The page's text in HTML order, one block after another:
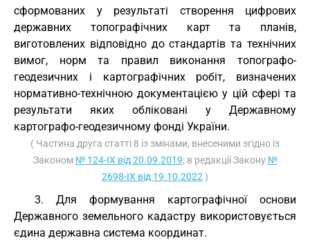
сформованих у результаті створення цифрових
державних топографічних карт та планів,
виготовлених відповідно до стандартів та технічних
вимог, норм та правил виконання топографо-
геодезичних і картографічних робіт, визначених
нормативно-технічною документацією у цій сфері та
результати яких обліковані у Державному
картографо-геодезичному фонді України.
( Частина друга статті 8 із змінами, внесеними згідно із
Законом № 124-IX від 20.09.2019; в редакції Закону №
2698-IX від 19.10.2022 )
3. Для формування картографічної основи
Державного земельного кадастру використовується
єдина державна система координат.